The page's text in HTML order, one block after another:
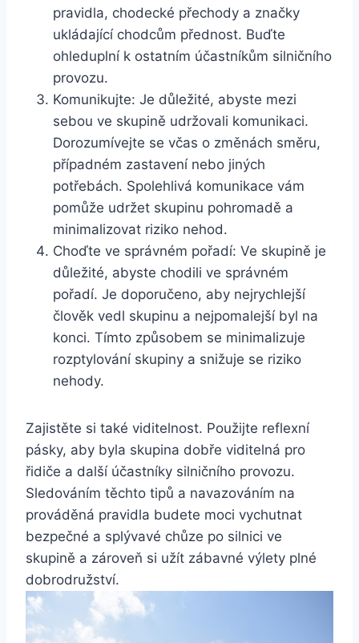
pravidla, chodecké přechody a značky
ukládající chodcům přednost. Buďte
ohleduplní k ostatním účastníkům silničního
provozu.
Komunikujte: Je důležité, abyste mezi
sebou ve skupině udržovali komunikaci.
Dorozumívejte se včas o změnách směru,
případném zastavení nebo jiných
potřebách. Spolehlivá komunikace vám
pomůže udržet skupinu pohromadě a
minimalizovat riziko nehod.
Choďte ve správném pořadí: Ve skupině je
důležité, abyste chodili ve správném
pořadí. Je doporučeno, aby nejrychlejší
člověk vedl skupinu a nejpomalejší byl na
konci. Tímto způsobem se minimalizuje
rozptylování skupiny a snižuje se riziko
nehody.
Zajistěte si také viditelnost. Použijte reflexní
pásky, aby byla skupina dobře viditelná pro
řidiče a další účastníky silničního provozu.
Sledováním těchto tipů a navazováním na
prováděná pravidla budete moci vychutnat
bezpečné a splývavé chůze po silnici ve
skupině a zároveň si užít zábavné výlety plné
dobrodružství.